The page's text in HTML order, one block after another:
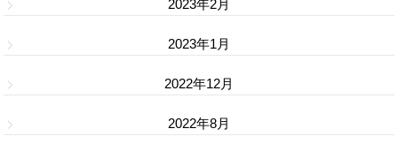
2023年2月
2023年1月
2022年12月
2022年8月